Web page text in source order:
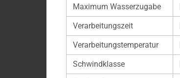
Maximum Wasserzugabe
Verarbeitungszeit
Verarbeitungstemperatur
Schwindklasse